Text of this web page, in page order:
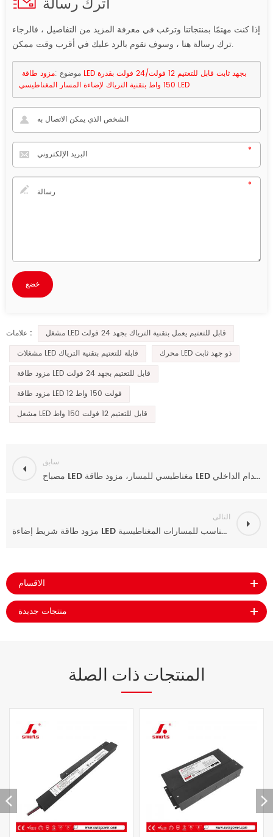
إذا كنت مهتمًا بمنتجاتنا وترغب في معرفة المزيد من التفاصيل ، فالرجاء
ترك رسالة هنا ، وسوف نقوم بالرد عليك في أقرب وقت ممكن.
موضوع :مزود طاقة LED بجهد ثابت قابل للتعتيم 12 فولت/24 فولت بقدرة
150 واط بتقنية الترياك لإضاءة المسار المغناطيسي LED
علامات :
مشغل LED قابل للتعتيم يعمل بتقنية الترياك بجهد 24 فولت
مشغلات LED قابلة للتعتيم بتقنية الترياك
محرك LED ذو جهد ثابت
مزود طاقة LED قابل للتعتيم بجهد 24 فولت
مزود طاقة LED 12 فولت 150 واط
مشغل LED قابل للتعتيم 12 فولت 150 واط
سابق
مصباح LED مغناطيسي للمسار، مزود طاقة LED قابل للتعتيم بجهد ثابت ثلاثي الأطوار للاستخدام الداخلي
التالى
مزود طاقة شريط إضاءة LED قابل للتعتيم بقدرة 100 واط وجهد 24 فولت ثابت، يعمل بتقنية الترياك، ومناسب للمسارات المغناطيسية.
الاقسام
منتجات جديدة
المنتجات ذات الصلة